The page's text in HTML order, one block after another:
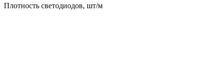
Плотность светодиодов, шт/м